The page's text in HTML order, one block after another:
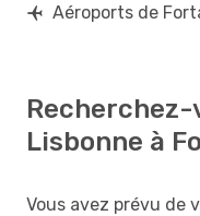
Aéroports de
Recherchez-
Lisbonne à
Vous avez prévu de